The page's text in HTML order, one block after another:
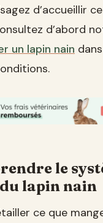
d’accueillir
d’abord
un lapin nain
le
lapin nain
ce que